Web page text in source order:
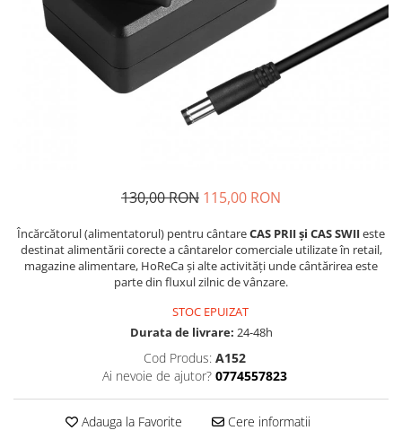
130,00 RON 115,00 RON
Încărcătorul (alimentatorul) pentru cântareCAS PRII și CAS SWIIeste
destinat alimentării corecte a cântarelor comerciale utilizate în retail,
magazine alimentare, HoReCa și alte activități unde cântărirea este
parte din fluxul zilnic de vânzare.
STOC EPUIZAT
Durata de livrare: 24-48h
Cod Produs: A152
Ai nevoie de ajutor? 0774557823
Adauga la Favorite Cere informatii